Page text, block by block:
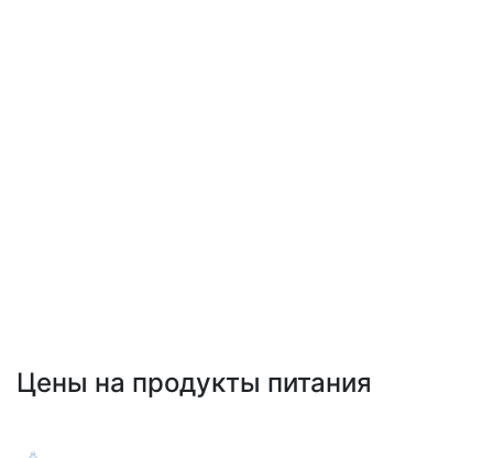
Цены на продукты питания